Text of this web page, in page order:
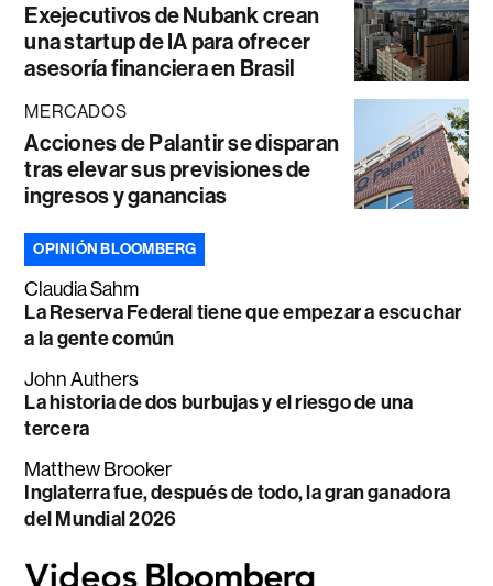
Exejecutivos de Nubank crean
una startup de IA para ofrecer
asesoría financiera en Brasil
MERCADOS
Acciones de Palantir se disparan
tras elevar sus previsiones de
ingresos y ganancias
OPINIÓN BLOOMBERG
Claudia Sahm
La Reserva Federal tiene que empezar a escuchar
a la gente común
John Authers
La historia de dos burbujas y el riesgo de una
tercera
Matthew Brooker
Inglaterra fue, después de todo, la gran ganadora
del Mundial 2026